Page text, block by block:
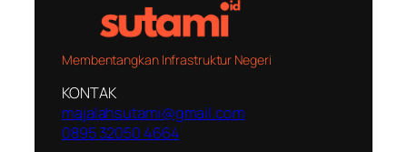
Membentangkan Infrastruktur Negeri
KONTAK
majalahsutami@gmail.com
0895 32050 4664